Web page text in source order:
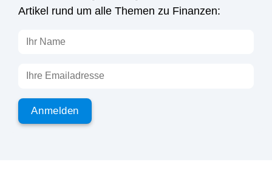
Artikel rund um alle Themen zu Finanzen: